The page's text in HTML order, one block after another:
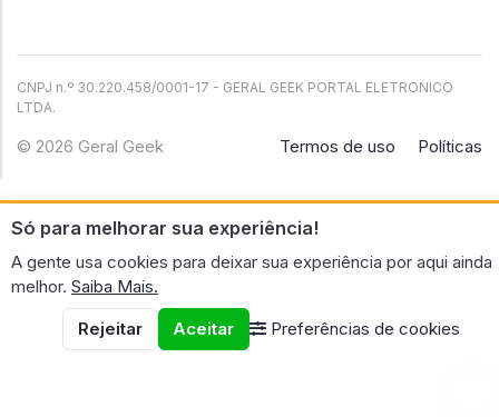
Só para melhorar sua experiência!
A gente usa cookies para deixar sua experiência por aqui ainda
melhor. Saiba Mais.
Rejeitar
Aceitar Preferências de cookies
CNPJ n.º 30.220.458/0001-17 - GERAL GEEK PORTAL ELETRONICO
LTDA.
© 2026 Geral Geek Termos de uso Políticas